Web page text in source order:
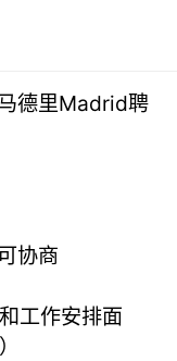
Madrid聘
协商
工作安排面